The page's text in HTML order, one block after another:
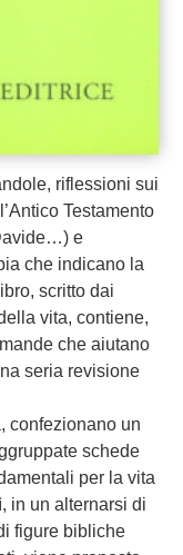
riflessioni sui
Testamento
e
che indicano la
scritto dai
vita, contiene,
che aiutano
seria revisione
confezionano un
schede
per la vita
in un alternarsi di
figure bibliche